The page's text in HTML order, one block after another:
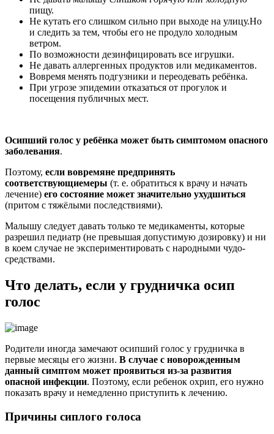
пищу.
Не кутать его слишком сильно при выходе на улицу.Но
и следить за тем, чтобы его не продуло холодным
ветром.
По возможности дезинфицировать все игрушки.
Не давать аллергенных продуктов или медикаментов.
Вовремя менять подгузники и переодевать ребёнка.
При угрозе эпидемии отказаться от прогулок и
посещения публичных мест.
Осипший голос у ребёнка может быть симптомом опасного
заболевания.
Поэтому, если вовремяне предпринять
соответствующиемеры (т. е. обратиться к врачу и начать
лечение) его состояние может значительно ухудшиться
(притом с тяжёлыми последствиями).
Малышу следует давать только те медикаменты, которые
разрешил педиатр (не превышая допустимую дозировку) и ни
в коем случае не экспериментировать с народными чудо-
средствами.
Что делать, если у грудничка осип
голос
Родители иногда замечают осипший голос у грудничка в
первые месяцы его жизни. В случае с новорожденным
данный симптом может проявиться из-за развития
опасной инфекции. Поэтому, если ребенок охрип, его нужно
показать врачу и немедленно приступить к лечению.
Причины сиплого голоса